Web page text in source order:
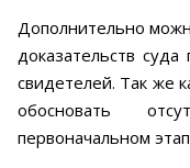
Дополнительно
доказательств
свидетелей. Так же
обосновать
первоначальном